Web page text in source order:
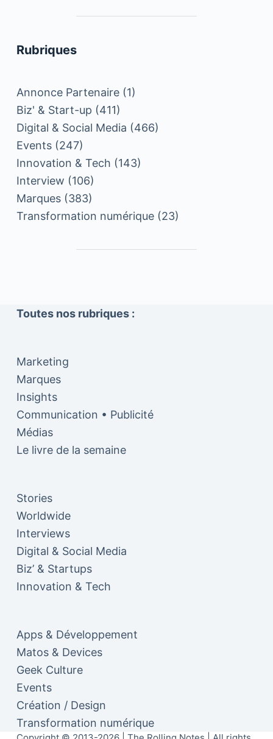
Rubriques
Annonce Partenaire(1)
Biz' & Start-up (411)
Digital & Social Media (466)
Events(247)
Innovation & Tech (143)
Interview (106)
Marques(383)
Transformation numérique(23)
Toutes nos rubriques :
Marketing
Marques
Insights
Communication • Publicité
Médias
Le livre de la semaine
Stories
Worldwide
Interviews
Digital & Social Media
Biz’ & Startups
Innovation & Tech
Apps & Développement
Matos & Devices
Geek Culture
Events
Création / Design
Transformation numérique